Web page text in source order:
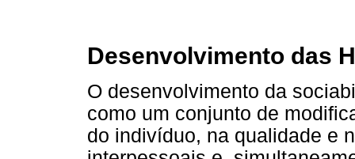
Desenvolvimento das
O desenvolvimento da
como um conjunto de
do indivíduo, na qualidade e